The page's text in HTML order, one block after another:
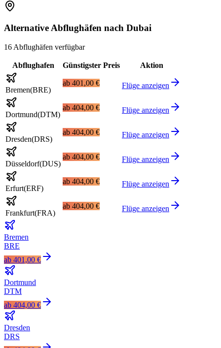
Alternative Abflughäfen nach Dubai
16 Abflughäfen verfügbar
Abflughafen Günstigster Preis Aktion
Bremen(BRE)
ab 401,00 € Flüge anzeigen
Dortmund(DTM)
ab 404,00 € Flüge anzeigen
Dresden(DRS)
ab 404,00 € Flüge anzeigen
Düsseldorf(DUS)
ab 404,00 € Flüge anzeigen
Erfurt(ERF)
ab 404,00 € Flüge anzeigen
Frankfurt(FRA)
ab 404,00 € Flüge anzeigen
Bremen
BRE
ab 401,00 €
Dortmund
DTM
ab 404,00 €
Dresden
DRS